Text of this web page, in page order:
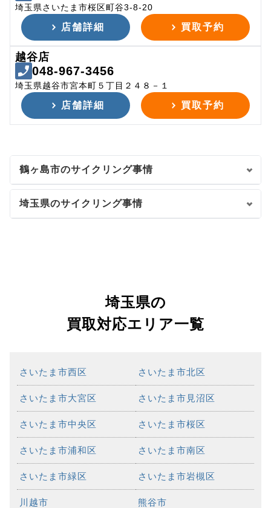
埼玉県さいたま市桜区町谷3-8-20
店舗詳細 買取予約
越谷店
048-967-3456
埼玉県越谷市宮本町５丁目２４８－１
店舗詳細 買取予約
鶴ヶ島市のサイクリング事情
埼玉県のサイクリング事情
埼玉県の
買取対応エリア一覧
さいたま市西区 さいたま市北区
さいたま市大宮区 さいたま市見沼区
さいたま市中央区 さいたま市桜区
さいたま市浦和区 さいたま市南区
さいたま市緑区 さいたま市岩槻区
川越市 熊谷市